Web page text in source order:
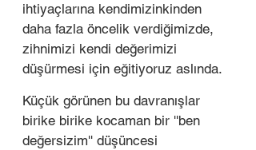
ihtiyaçlarına kendimizinkinden
daha fazla öncelik verdiğimizde,
zihnimizi kendi değerimizi
düşürmesi için eğitiyoruz aslında.
Küçük görünen bu davranışlar
birike birike kocaman bir ''ben
değersizim'' düşüncesi